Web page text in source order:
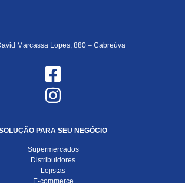
Marcassa Lopes, 880 – Cabreúva
PARA SEU NEGÓCIO
Supermercados
Distribuidores
Lojistas
E-commerce